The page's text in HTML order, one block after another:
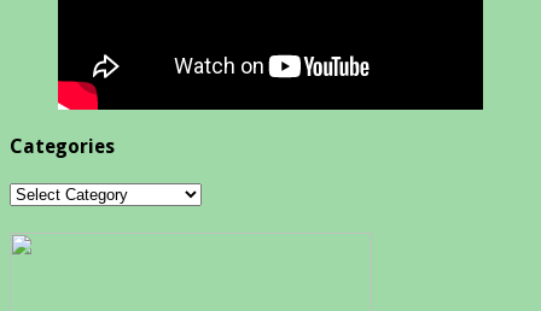
Categories
Categories